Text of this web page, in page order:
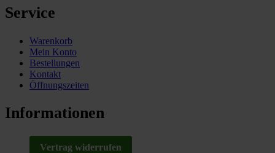
Service
Warenkorb
Mein Konto
Bestellungen
Kontakt
Öffnungszeiten
Informationen
Vertrag widerrufen